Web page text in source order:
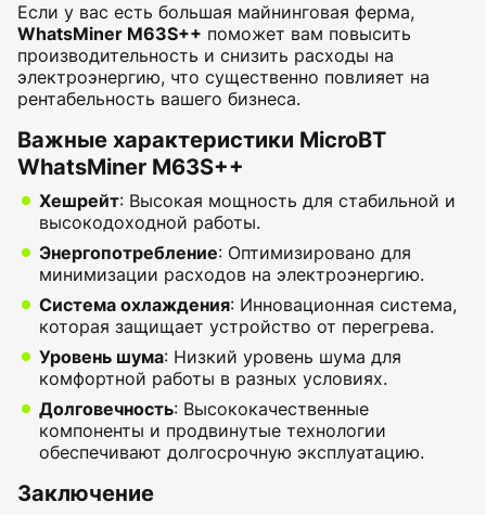
Если у вас есть большая майнинговая ферма,
WhatsMiner M63S++ поможет вам повысить
производительность и снизить расходы на
электроэнергию, что существенно повлияет на
рентабельность вашего бизнеса.
Важные характеристики MicroBT
WhatsMiner M63S++
Хешрейт: Высокая мощность для стабильной и
высокодоходной работы.
Энергопотребление: Оптимизировано для
минимизации расходов на электроэнергию.
Система охлаждения: Инновационная система,
которая защищает устройство от перегрева.
Уровень шума: Низкий уровень шума для
комфортной работы в разных условиях.
Долговечность: Высококачественные
компоненты и продвинутые технологии
обеспечивают долгосрочную эксплуатацию.
Заключение